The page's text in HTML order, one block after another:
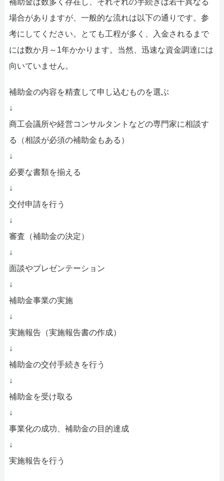
場合がありますが、一般的な流れは以下の通りです。参
考にしてください。とても工程が多く、入金されるまで
には数か月～1年かかります。当然、迅速な資金調達には
向いていません。
補助金の内容を精査して申し込むものを選ぶ
↓
商工会議所や経営コンサルタントなどの専門家に相談す
る（相談が必須の補助金もある）
↓
必要な書類を揃える
↓
交付申請を行う
↓
審査（補助金の決定）
↓
面談やプレゼンテーション
↓
補助金事業の実施
↓
実施報告（実施報告書の作成）
↓
補助金の交付手続きを行う
↓
補助金を受け取る
↓
事業化の成功、補助金の目的達成
↓
実施報告を行う